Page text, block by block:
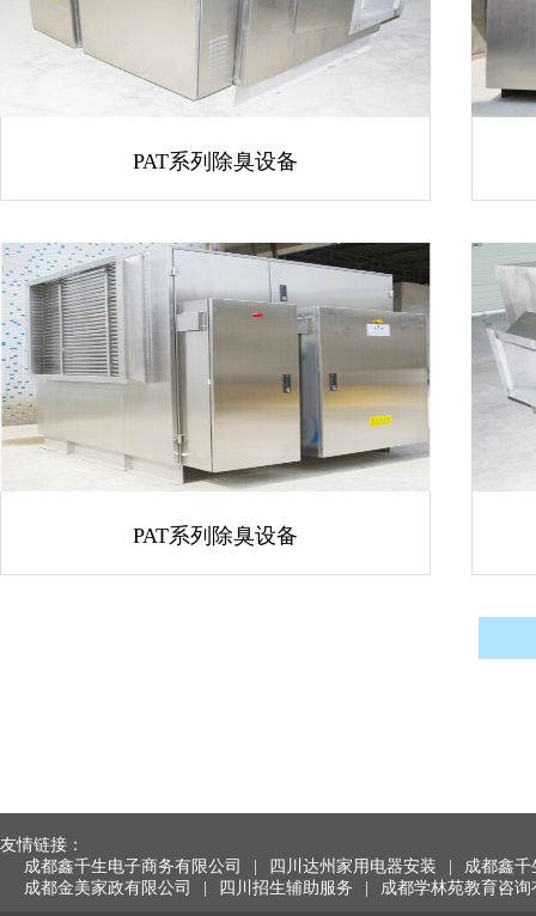
PAT系列除臭设备
PAT系列除臭设备
友情链接：
成都鑫千生电子商务有限公司
四川达州家用电器安装
成都鑫
成都金美家政有限公司
四川招生辅助服务 成都学林苑教育咨询